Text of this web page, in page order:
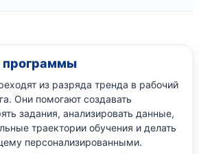
программы
из разряда тренда в рабочий
Они помогают создавать
задания, анализировать данные,
траектории обучения и делать
персонализированными.